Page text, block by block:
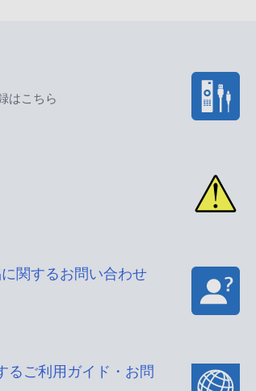
はこちら
関するお問い合わせ
るご利用ガイド・お問